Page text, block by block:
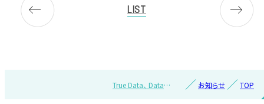
LIST
TOP
お知らせ
True Data、 Data